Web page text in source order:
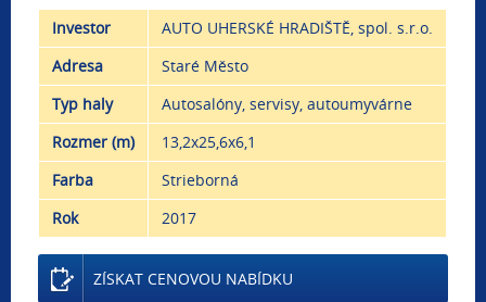
Investor
AUTO UHERSKÉ HRADIŠTĚ, spol. s.r.o.
Adresa
Staré Město
Typ haly
Autosalóny, servisy, autoumyvárne
Rozmer (m)
13,2x25,6x6,1
Farba
Strieborná
Rok
2017
ZÍSKAT CENOVOU NABÍDKU